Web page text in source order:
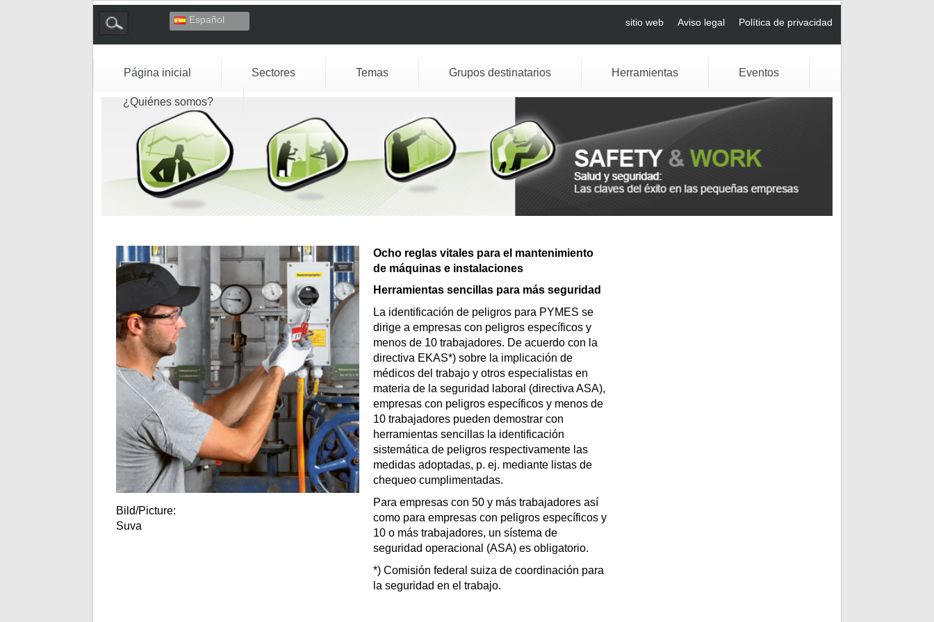
Español
Français
sitio web Aviso legal Política de privacidad
Página inicial Sectores Temas Grupos destinatarios Herramientas Eventos
¿Quiénes somos?
Bild/Picture:
Suva
Ocho reglas vitales para el mantenimiento
de máquinas e instalaciones
Herramientas sencillas para más seguridad
La identificación de peligros para PYMES se
dirige a empresas con peligros específicos y
menos de 10 trabajadores. De acuerdo con la
directiva EKAS*) sobre la implicación de
médicos del trabajo y otros especialistas en
materia de la seguridad laboral (directiva ASA),
empresas con peligros específicos y menos de
10 trabajadores pueden demostrar con
herramientas sencillas la identificación
sistemática de peligros respectivamente las
medidas adoptadas, p. ej. mediante listas de
chequeo cumplimentadas.
Para empresas con 50 y más trabajadores así
como para empresas con peligros específicos y
10 o más trabajadores, un sístema de
seguridad operacional (ASA) es obligatorio.
*) Comisión federal suiza de coordinación para
la seguridad en el trabajo.